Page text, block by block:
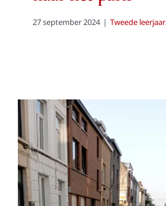
27 september 2024 | Tweede leerjaar